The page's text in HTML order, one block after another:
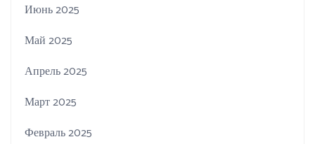
Июнь 2025
Май 2025
Апрель 2025
Март 2025
Февраль 2025